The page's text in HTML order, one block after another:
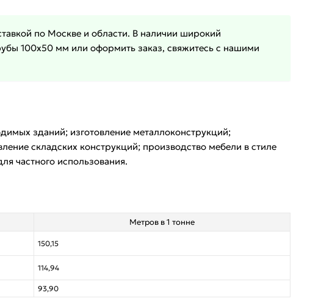
по Москве и области. В наличии широкий
100х50 мм или оформить заказ, свяжитесь с нашими
зданий; изготовление металлоконструкций;
складских конструкций; производство мебели в стиле
частного использования.
Метров в 1 тонне
150,15
114,94
93,90